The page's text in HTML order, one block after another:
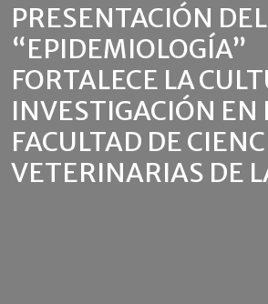
PRESENTACIÓN
“EPIDEMIOLOGÍA”
FORTALECE LA
INVESTIGACIÓN EN
FACULTAD DE
VETERINARIAS DE